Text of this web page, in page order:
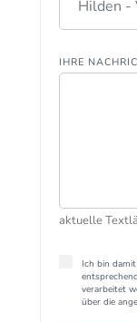
Hilden -
IHRE
aktuelle
Ich bin
verarbeitet
über die